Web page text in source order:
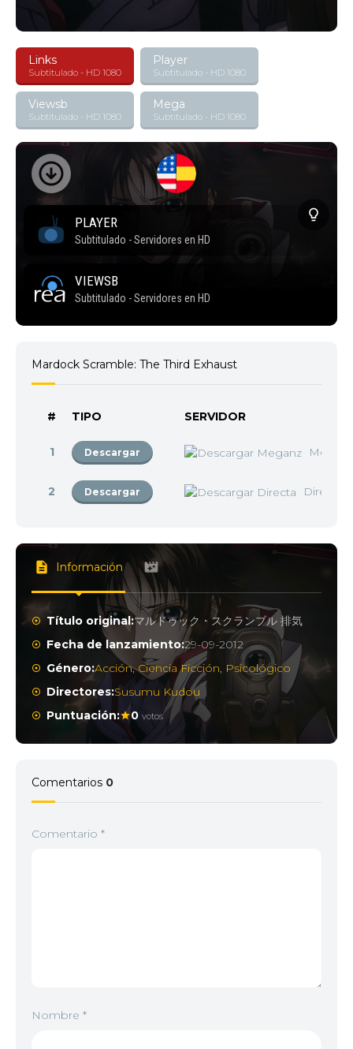
Links
Subtitulado - HD 1080
Player
Subtitulado - HD 1080
Viewsb
Subtitulado - HD 1080
Mega
Subtitulado - HD 1080
Mardock Scramble: The Third Exhaust
# TIPO SERVIDOR
1 Descargar Meganz
2 Descargar Directa
Información
Título original:マルドゥック・スクランブル 排気
Fecha de lanzamiento:29-09-2012
Género:Acción,Ciencia Ficción, Psicológico
Directores:Susumu Kudou
Puntuación:
0 votos
Comentarios 0
Comentario *
Nombre *